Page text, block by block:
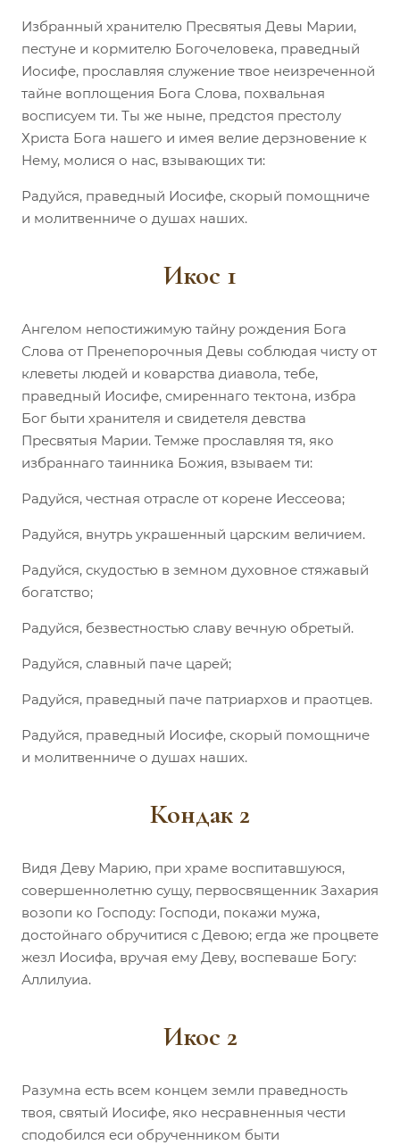
Избранный хранителю Пресвятыя Девы Марии,
пестуне и кормителю Богочеловека, праведный
Иосифе, прославляя служение твое неизреченной
тайне воплощения Бога Слова, похвальная
восписуем ти. Ты же ныне, предстоя престолу
Христа Бога нашего и имея велие дерзновение к
Нему, молися о нас, взывающих ти:
Радуйся, праведный Иосифе, скорый помощниче
и молитвенниче о душах наших.
Икос 1
Ангелом непостижимую тайну рождения Бога
Слова от Пренепорочныя Девы соблюдая чисту от
клеветы людей и коварства диавола, тебе,
праведный Иосифе, смиреннаго тектона, избра
Бог быти хранителя и свидетеля девства
Пресвятыя Марии. Темже прославляя тя, яко
избраннаго таинника Божия, взываем ти:
Радуйся, честная отрасле от корене Иессеова;
Радуйся, внутрь украшенный царским величием.
Радуйся, скудостью в земном духовное стяжавый
богатство;
Радуйся, безвестностью славу вечную обретый.
Радуйся, славный паче царей;
Радуйся, праведный паче патриархов и праотцев.
Радуйся, праведный Иосифе, скорый помощниче
и молитвенниче о душах наших.
Кондак 2
Видя Деву Марию, при храме воспитавшуюся,
совершеннолетню сущу, первосвященник Захария
возопи ко Господу: Господи, покажи мужа,
достойнаго обручитися с Девою; егда же процвете
жезл Иосифа, вручая ему Деву, воспеваше Богу:
Аллилуиа.
Икос 2
Разумна есть всем концем земли праведность
твоя, святый Иосифе, яко несравненныя чести
сподобился еси обрученником быти